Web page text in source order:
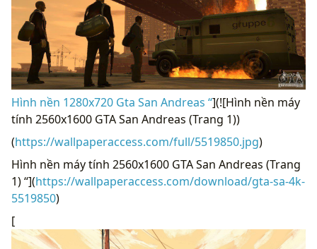
Hình nền 1280x720 Gta San Andreas “](![Hình nền máy
tính 2560x1600 GTA San Andreas (Trang 1))
(https://wallpaperaccess.com/full/5519850.jpg)
Hình nền máy tính 2560x1600 GTA San Andreas (Trang
1) “](https://wallpaperaccess.com/download/gta-sa-4k-
5519850)
[